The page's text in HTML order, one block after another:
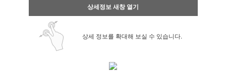
상세정보 새창 열기
상세 정보를 확대해 보실 수 있습니다.